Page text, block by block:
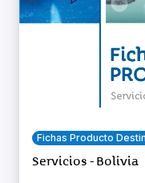
Fichas Producto
Servicios - Bolivia